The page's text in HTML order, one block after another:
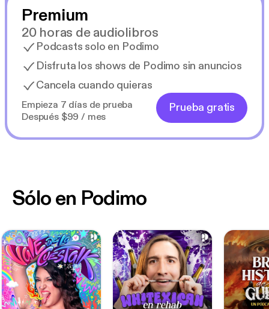
Premium
20 horas de audiolibros
Podcasts solo en Podimo
Disfruta los shows de Podimo sin anuncios
Cancela cuando quieras
Empieza 7 días de prueba
Después $99 / mes
Prueba gratis
Sólo en Podimo